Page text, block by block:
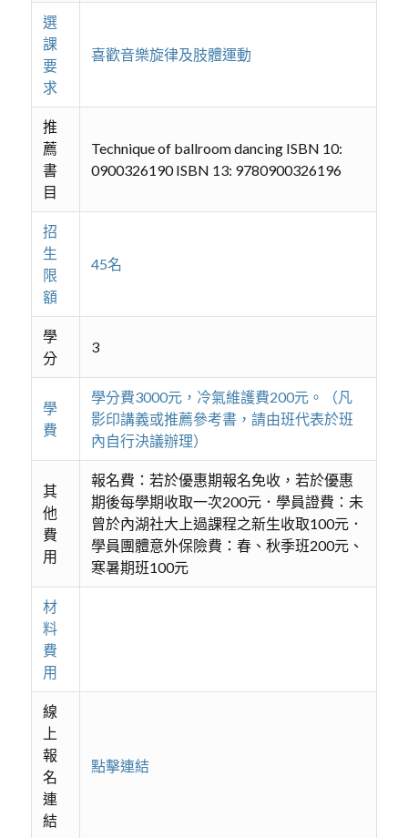
選
課
要
求
喜歡音樂旋律及肢體運動
推
薦
書
目
Technique of ballroom dancing ISBN 10:
0900326190 ISBN 13: 9780900326196
招
生
限
額
45名
學
分
3
學
費
學分費3000元，冷氣維護費200元。（凡
影印講義或推薦參考書，請由班代表於班
內自行決議辦理）
其
他
費
用
報名費：若於優惠期報名免收，若於優惠
期後每學期收取一次200元．學員證費：未
曾於內湖社大上過課程之新生收取100元．
學員團體意外保險費：春、秋季班200元、
寒暑期班100元
材
料
費
用
線
上
報
名
連
結
點擊連結